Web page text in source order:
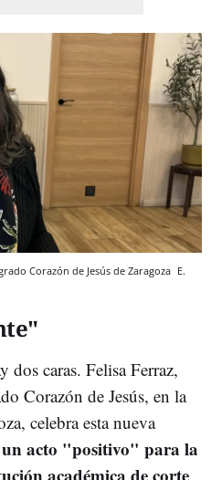
Corazón de Jesús de Zaragoza E.
dos caras. Felisa Ferraz,
Corazón de Jesús, en la
celebra esta nueva
un acto "positivo" para la
académica de corte